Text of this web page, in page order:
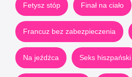
Fetysz stóp Finał na ciało
Francuz bez zabezpieczenia
Na jeźdźca Seks hiszpański